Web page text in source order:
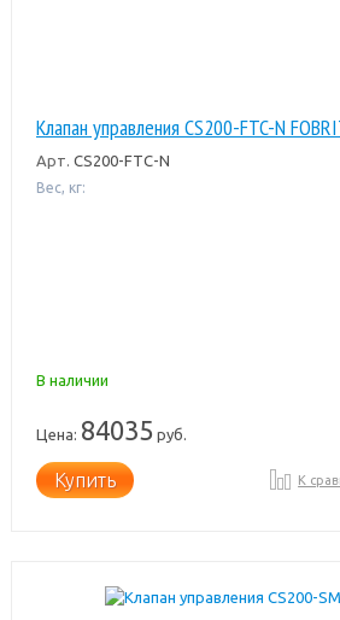
Клапан управления CS200-FTC-N
Арт. CS200-FTC-N
Вес, кг:
В наличии
Цена: 84035 руб.
Купить К